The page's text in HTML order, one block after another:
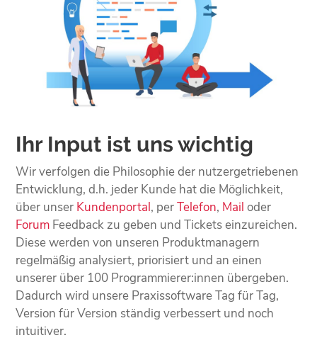
Ihr Input ist uns wichtig
Wir verfolgen die Philosophie der nutzergetriebenen
Entwicklung, d.h. jeder Kunde hat die Möglichkeit,
über unser Kundenportal, perTelefon, Mail oder
Forum Feedback zu geben und Tickets einzureichen.
Diese werden von unseren Produktmanagern
regelmäßig analysiert, priorisiert und an einen
unserer über 100 Programmierer:innen übergeben.
Dadurch wird unsere Praxissoftware Tag für Tag,
Version für Version ständig verbessert und noch
intuitiver.